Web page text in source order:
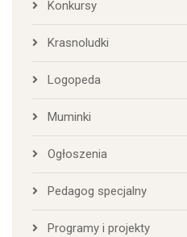
Konkursy
Krasnoludki
Logopeda
Muminki
Ogłoszenia
Pedagog specjalny
Programy i projekty